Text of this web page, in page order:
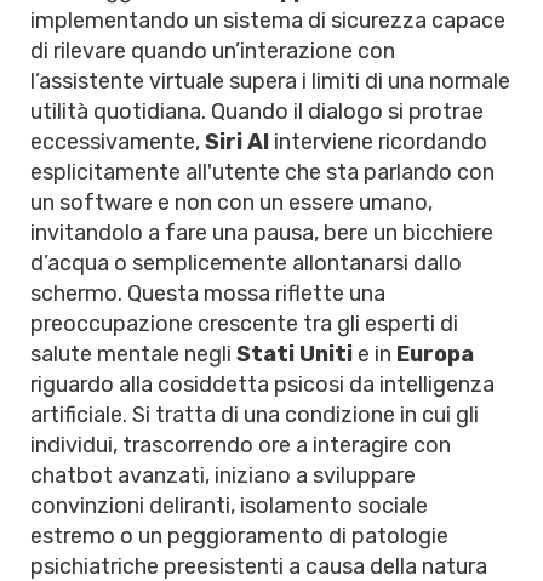
implementando un sistema di sicurezza capace
di rilevare quando un’interazione con
l’assistente virtuale supera i limiti di una normale
utilità quotidiana. Quando il dialogo si protrae
eccessivamente,Siri AI interviene ricordando
esplicitamente all'utente che sta parlando con
un software e non con un essere umano,
invitandolo a fare una pausa, bere un bicchiere
d’acqua o semplicemente allontanarsi dallo
schermo. Questa mossa riflette una
preoccupazione crescente tra gli esperti di
salute mentale negli Stati Uniti e in Europa
riguardo alla cosiddetta psicosi da intelligenza
artificiale. Si tratta di una condizione in cui gli
individui, trascorrendo ore a interagire con
chatbot avanzati, iniziano a sviluppare
convinzioni deliranti, isolamento sociale
estremo o un peggioramento di patologie
psichiatriche preesistenti a causa della natura